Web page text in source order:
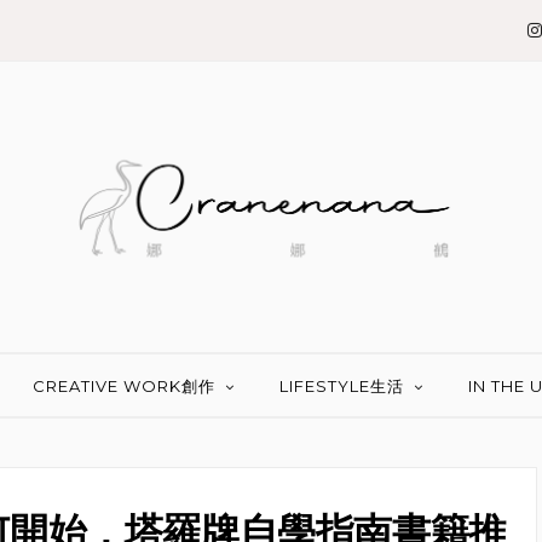
CREATIVE WORK創作 LIFESTYLE生活 IN THE
始，塔羅牌自學指南書籍推